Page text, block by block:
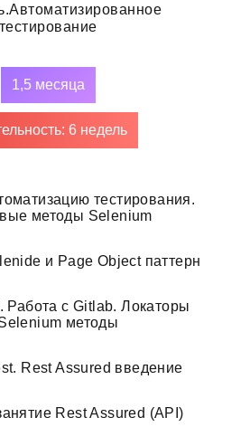
Автоматизированное
тестирование
1,5 месяца
6 недель
тестирования.
методы Selenium
и Page Object паттерн
Работа с Gitlab. Локаторы
методы
Rest Assured введение
Rest Assured (API)